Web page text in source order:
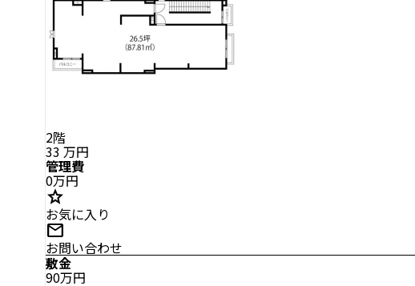
2階
33 万円
管理費
0万円
star
お気に入り
mail
お問い合わせ
敷金
90万円